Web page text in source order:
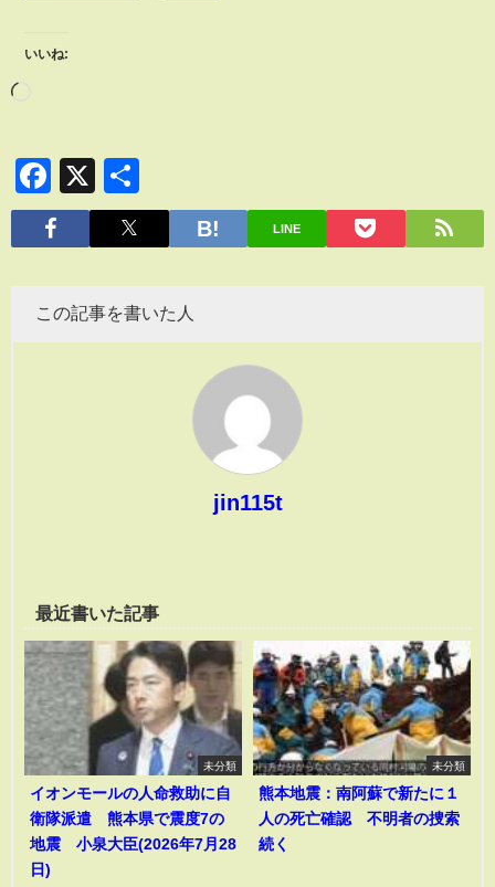
いいね:
Facebook
X
有
LINE
この記事を書いた人
jin115t
最近書いた記事
未分類
イオンモールの人命救助に自
衛隊派遣 熊本県で震度7の
地震 小泉大臣(2026年7月28
日)
未分類
熊本地震：南阿蘇で新たに１
人の死亡確認 不明者の捜索
続く